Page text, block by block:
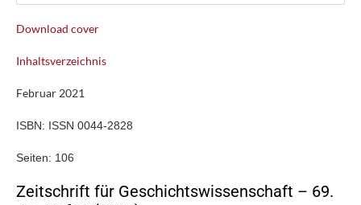
Download cover
Inhaltsverzeichnis
Februar 2021
ISBN: ISSN 0044-2828
Seiten: 106
Zeitschrift für Geschichtswissenschaft – 69.